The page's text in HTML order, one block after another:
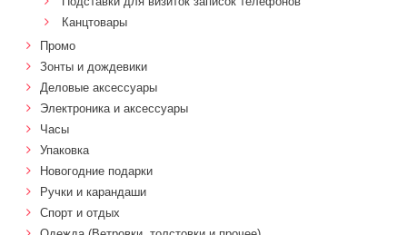
Канцтовары
Промо
Зонты и дождевики
Деловые аксессуары
Электроника и аксессуары
Часы
Упаковка
Новогодние подарки
Ручки и карандаши
Спорт и отдых